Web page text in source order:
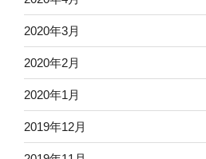
2020年3月
2020年2月
2020年1月
2019年12月